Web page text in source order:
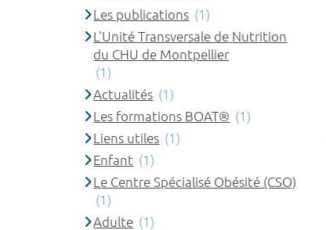
Les publications (1)
L'Unité Transversale de Nutrition
du CHU de Montpellier
(1)
Actualités (1)
Les formations BOAT® (1)
Liens utiles (1)
Enfant (1)
Le Centre Spécialisé Obésité (CSO)
(1)
Adulte (1)